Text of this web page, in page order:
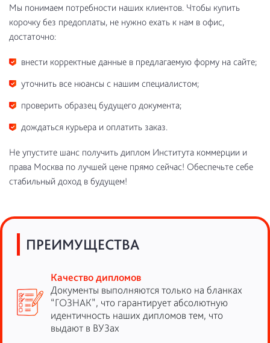
Мы понимаем потребности наших клиентов. Чтобы купить
корочку без предоплаты, не нужно ехать к нам в офис,
достаточно:
внести корректные данные в предлагаемую форму на сайте;
уточнить все нюансы с нашим специалистом;
проверить образец будущего документа;
дождаться курьера и оплатить заказ.
Не упустите шанс получить диплом Института коммерции и
права Москва по лучшей цене прямо сейчас! Обеспечьте себе
стабильный доход в будущем!
ПРЕИМУЩЕСТВА
Качество дипломов
Документы выполняются только на бланках
“ГОЗНАК”, что гарантирует абсолютную
идентичность наших дипломов тем, что
выдают в ВУЗах